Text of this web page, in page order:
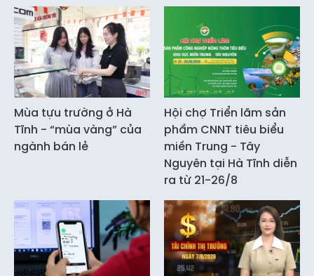
Mùa tựu trường ở Hà
Tĩnh - “mùa vàng” của
ngành bán lẻ
Hội chợ Triển lãm sản
phẩm CNNT tiêu biểu
miền Trung - Tây
Nguyên tại Hà Tĩnh diễn
ra từ 21-26/8